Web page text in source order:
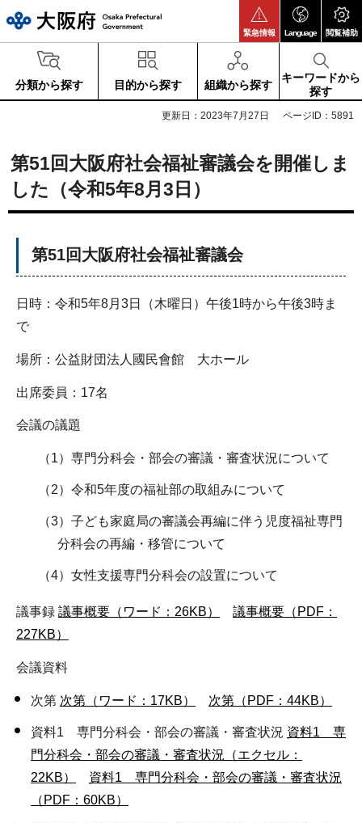
緊急情報 Language 閲覧補助
分類から探す 目的から探す 組織から探す
キーワードから
探す
更新日：2023年7月27日 ページID：5891
第51回大阪府社会福祉審議会を開催しま
した（令和5年8月3日）
第51回大阪府社会福祉審議会
日時：令和5年8月3日（木曜日）午後1時から午後3時ま
で
場所：公益財団法人國民會館 大ホール
出席委員：17名
会議の議題
（1）専門分科会・部会の審議・審査状況について
（2）令和5年度の福祉部の取組みについて
（3）子ども家庭局の審議会再編に伴う児度福祉専門
分科会の再編・移管について
（4）女性支援専門分科会の設置について
議事録 議事概要（ワード：26KB）
議事概要（PDF：
227KB）
会議資料
次第 次第（ワード：17KB） 次第（PDF：44KB）
資料1 専門分科会・部会の審議・審査状況 資料1 専
門分科会・部会の審議・審査状況（エクセル：
22KB）
資料1 専門分科会・部会の審議・審査状況
（PDF：60KB）